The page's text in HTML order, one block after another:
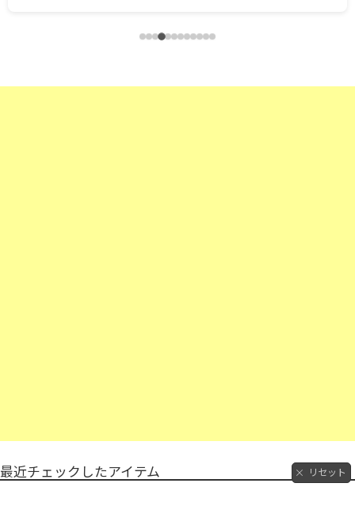
最近チェックしたアイテム リセット